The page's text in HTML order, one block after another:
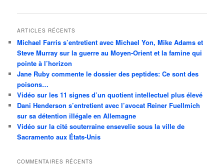
articles
ARTICLES RÉCENTS
Michael Farris s’entretient avec Michael Yon, Mike Adams et
Steve Murray sur la guerre au Moyen-Orient et la famine qui
pointe à l’horizon
Jane Ruby commente le dossier des peptides: Ce sont des
poisons…
Vidéo sur les 11 signes d’un quotient intellectuel plus élevé
Dani Henderson s’entretient avec l’avocat Reiner Fuellmich
sur sa détention illégale en Allemagne
Vidéo sur la cité souterraine ensevelie sous la ville de
Sacramento aux États-Unis
COMMENTAIRES RÉCENTS